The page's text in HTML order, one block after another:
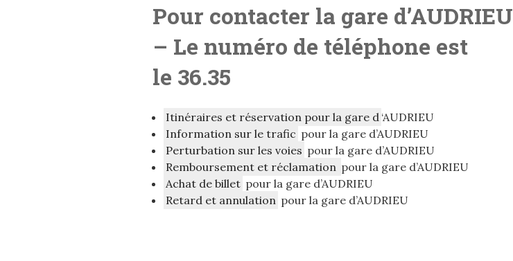
Pour contacter la gare d’AUDRIEU
– Le numéro de téléphone est
le 36.35
Itinéraires et réservation pour la gare d ‘AUDRIEU
Information sur le trafic pour la gare d’AUDRIEU
Perturbation sur les voies pour la gare d’AUDRIEU
Remboursement et réclamation pour la gare d’AUDRIEU
Achat de billet pour la gare d’AUDRIEU
Retard et annulation pour la gare d’AUDRIEU